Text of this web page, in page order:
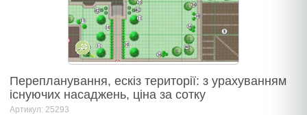
Перепланування, ескіз території: з урахуванням
існуючих насаджень, ціна за сотку
Артикул: 25293